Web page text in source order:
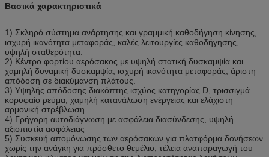
Βασικά χαρακτηριστικά
1) Σκληρό σύστημα ανάρτησης και γραμμική καθοδήγηση κίνησης,
ισχυρή ικανότητα μεταφοράς, καλές λειτουργίες καθοδήγησης,
υψηλή σταθερότητα.
2) Κέντρο φορτίου αερόσακος με υψηλή στατική δυσκαμψία και
χαμηλή δυναμική δυσκαμψία, ισχυρή ικανότητα μεταφοράς, άριστη
απόδοση σε διακύμανση πλάτους.
3) Υψηλής απόδοσης διακόπτης ισχύος κατηγορίας D, τρισσιγμά
κορυφαίο ρεύμα, χαμηλή κατανάλωση ενέργειας και ελάχιστη
αρμονική στρέβλωση.
4) Γρήγορη αυτοδιάγνωση με ασφάλεια διασύνδεσης, υψηλή
αξιοπιστία ασφάλειας
5) Συσκευή απομόνωσης των αερόσακων για πλατφόρμα δονήσεων
χωρίς την ανάγκη για πρόσθετο θεμέλιο, τέλεια αναπαραγωγή του